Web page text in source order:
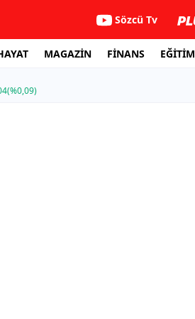
Sözcü Tv
MAGAZİN FİNANS EĞİTİM
(%0,09)